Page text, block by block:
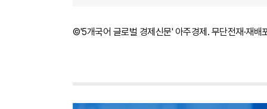
©'5개국어 글로벌 경제신문' 아주경제. 무단전재·재배